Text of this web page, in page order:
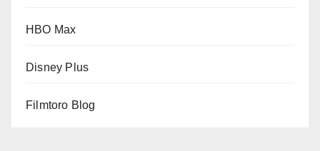
HBO Max
Disney Plus
Filmtoro Blog